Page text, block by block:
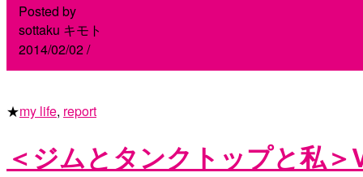
Posted by
sottaku キモト
2014/02/02/
★my life, report
＜ジムとタンクトップと私＞